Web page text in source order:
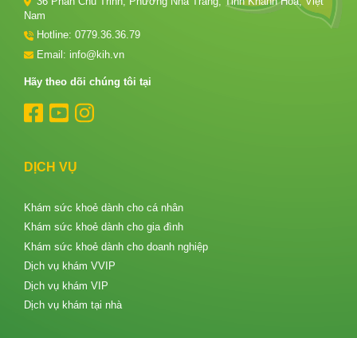
Nam
Hotline: 0779.36.36.79
Email: info@kih.vn
Hãy theo dõi chúng tôi tại
DỊCH VỤ
Khám sức khoẻ dành cho cá nhân
Khám sức khoẻ dành cho gia đình
Khám sức khoẻ dành cho doanh nghiệp
Dịch vụ khám VVIP
Dịch vụ khám VIP
Dịch vụ khám tại nhà